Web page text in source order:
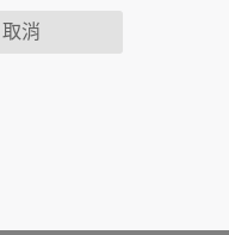
用的瀏覽器、瀏覽及點
取消